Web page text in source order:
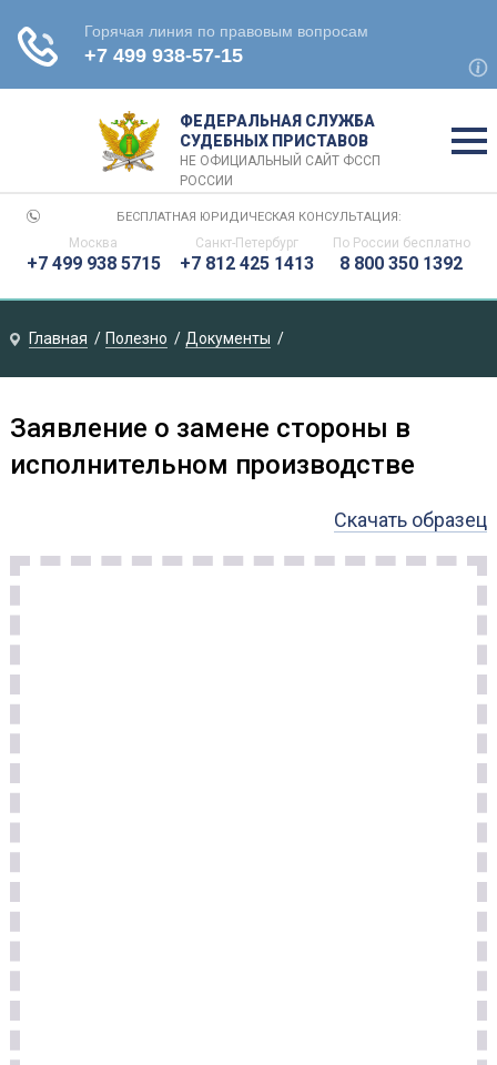
ФЕДЕРАЛЬНАЯ СЛУЖБА
СУДЕБНЫХ ПРИСТАВОВ
НЕ ОФИЦИАЛЬНЫЙ САЙТ ФССП
РОССИИ
БЕСПЛАТНАЯ ЮРИДИЧЕСКАЯ КОНСУЛЬТАЦИЯ:
Москва
+7 499 938 5715
Санкт-Петербург
+7 812 425 1413
По России бесплатно
8 800 350 1392
Главная Полезно Документы
Заявление о замене стороны в
исполнительном производстве
Скачать образец